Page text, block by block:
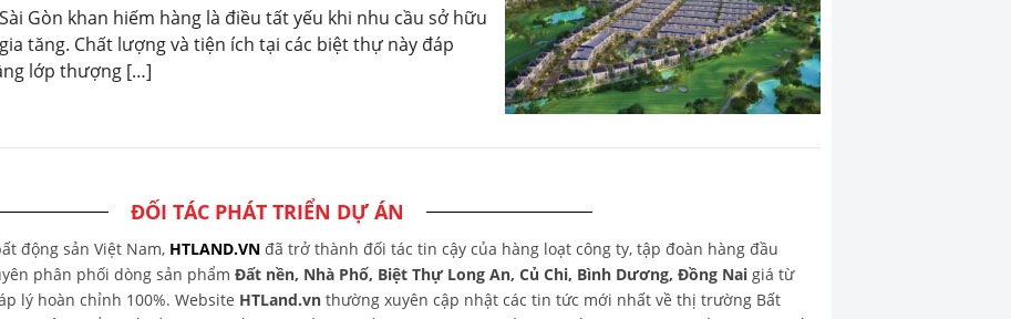
Gòn khan hiếm hàng là điều tất yếu khi nhu cầu sở hữu
tăng. Chất lượng và tiện ích tại các biệt thự này đáp
lớp thượng […]
ĐỐI TÁC PHÁT TRIỂN DỰ ÁN
động sản Việt Nam, HTLAND.VN đã trở thành đối tác tin cậy của hàng loạt công ty, tập đoàn hàng đầu
phân phối dòng sản phẩm Đất nền, Nhà Phố, Biệt Thự Long An, Củ Chi, Bình Dương, Đồng Nai giá từ
lý hoàn chỉnh 100%. Website HTLand.vn thường xuyên cập nhật các tin tức mới nhất về thị trường Bất